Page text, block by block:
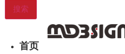
搜索
首页